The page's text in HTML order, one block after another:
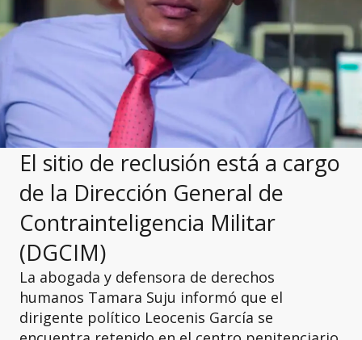
El sitio de reclusión está a cargo
de la Dirección General de
Contrainteligencia Militar
(DGCIM)
La abogada y defensora de derechos
humanos Tamara Suju informó que el
dirigente político Leocenis García se